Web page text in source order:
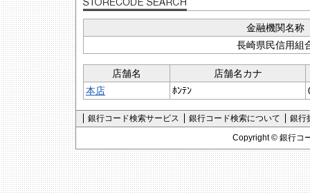
金融機関名称
長崎県民信用組
店舗名
店舗名カナ
本店
ﾎﾝﾃﾝ
銀行コード検索サービス 銀行コード検索について
銀行
Copyright © 銀行コ